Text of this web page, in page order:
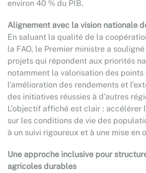
environ 40 % du PIB.
Alignement avec la vision nationale
En saluant la qualité de la
la FAO, le Premier ministre a
projets qui répondent aux priorités
notamment la valorisation des points
l’amélioration des rendements et
des initiatives réussies à d’autres
L’objectif affiché est clair : accélérer
sur les conditions de vie des
à un suivi rigoureux et à une mise en
Une approche inclusive pour
agricoles durables